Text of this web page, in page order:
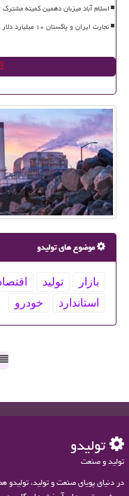
اسلام آباد میزبان دهمین کمیته
تجارت ایران و پاکستان ۱۰ میلیارد دلار در محاصره موانع تجاری
موضوع های تولیدو
بازار تولید
استاندارد
خودرو
تولیدو
تولید و صنعت
در دنیای پویای صنعت و تولید،